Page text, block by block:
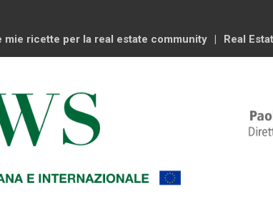
mie ricette per la real estate community Real